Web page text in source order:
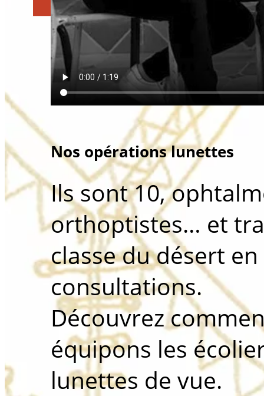
Nos opérations lunettes
Ils sont 10,
orthoptistes… et
classe du désert
consultations.
Découvrez
équipons les
lunettes de vue.